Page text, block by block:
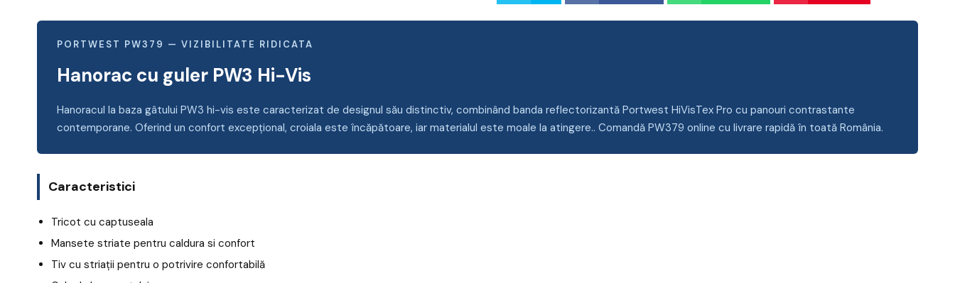
PORTWEST PW379 — VIZIBILITATE RIDICATA
Hanorac cu guler PW3 Hi-Vis
Hanoracul la baza gâtului PW3 hi-vis este caracterizat de designul său distinctiv, combinând banda reflectorizantă Portwest HiVisTex Pro cu panouri contrastante
contemporane. Oferind un confort excepțional, croiala este încăpătoare, iar materialul este moale la atingere.. Comandă PW379 online cu livrare rapidă în toată România.
Caracteristici
Tricot cu captuseala
Mansete striate pentru caldura si confort
Tiv cu striații pentru o potrivire confortabilă